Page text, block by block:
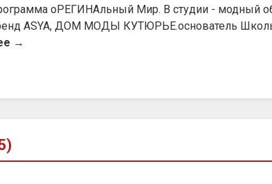
оРЕГИНАльный Мир. В студии - модный
ASYA, ДОМ МОДЫ КУТЮРЬЕ.основатель
→